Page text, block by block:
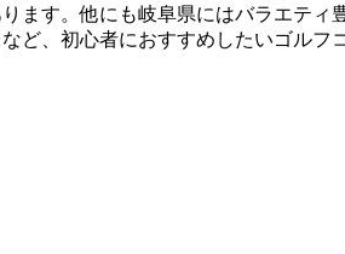
ます。他にも岐阜県にはバラエテ
ど、初心者におすすめしたいゴルフ